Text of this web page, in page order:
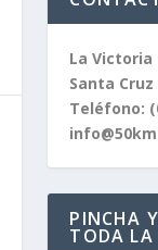
La Victoria
Santa
Teléfono:
PINCHA
TODA LA